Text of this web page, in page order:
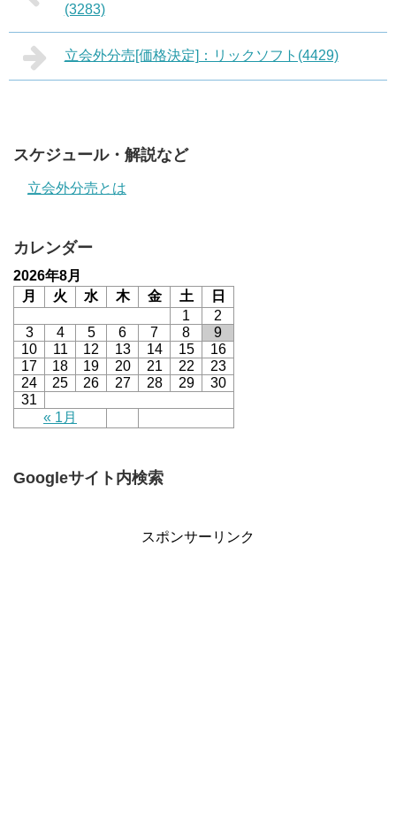
(3283)
立会外分売[価格決定]：リックソフト(4429)
スケジュール・解説など
立会外分売とは
カレンダー
2026年8月
月
火 水 木 金 土 日
« 1月
1
2
3
4 5 6 7 8
9
10
11 12 13 14 15
16
17
18 19 20 21 22
23
24
25 26 27 28 29
30
31
Googleサイト内検索
スポンサーリンク